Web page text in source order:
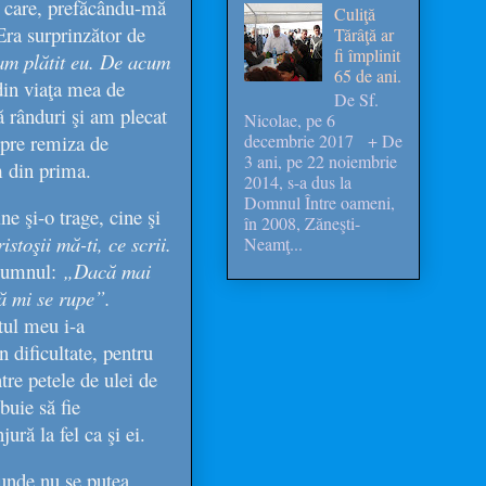
prefăcându-mă
surprinzător de
plătit eu. De acum
viaţa mea de
rânduri şi am plecat
remiza de
din prima.
şi-o trage, cine şi
mă-ti, ce scrii.
„Dacă mai
mi se rupe”.
meu i-a
dificultate, pentru
petele de ulei de
să fie
la fel ca şi ei.
nu se putea
Culiţă
Tărâţă ar
fi împlinit
65 de ani.
De Sf.
Nicolae, pe 6
decembrie 2017 + De
3 ani, pe 22 noiembrie
2014, s-a dus la
Domnul Între oameni,
în 2008, Zăneşti-
Neamţ...